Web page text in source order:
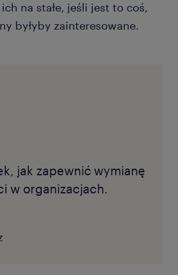
na stałe, jeśli jest to coś,
byłyby zainteresowane.
jak zapewnić wymianę
w organizacjach.